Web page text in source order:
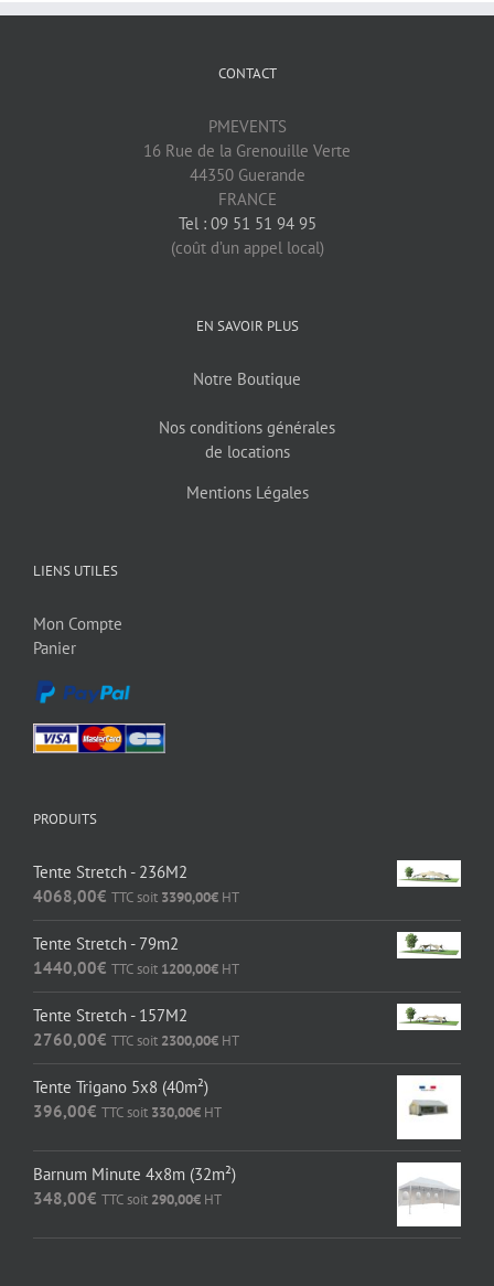
CONTACT
PMEVENTS
16 Rue de la Grenouille Verte
44350 Guerande
FRANCE
Tel : 09 51 51 94 95
(coût d’un appel local)
EN SAVOIR PLUS
Notre Boutique
Nos conditions générales
de locations
Mentions Légales
LIENS UTILES
Mon Compte
Panier
PRODUITS
Tente Stretch - 236M2
4068,00€ TTC soit 3390,00€ HT
Tente Stretch - 79m2
1440,00€ TTC soit 1200,00€ HT
Tente Stretch - 157M2
2760,00€ TTC soit 2300,00€ HT
Tente Trigano 5x8 (40m²)
396,00€ TTC soit 330,00€ HT
Barnum Minute 4x8m (32m²)
348,00€ TTC soit 290,00€ HT